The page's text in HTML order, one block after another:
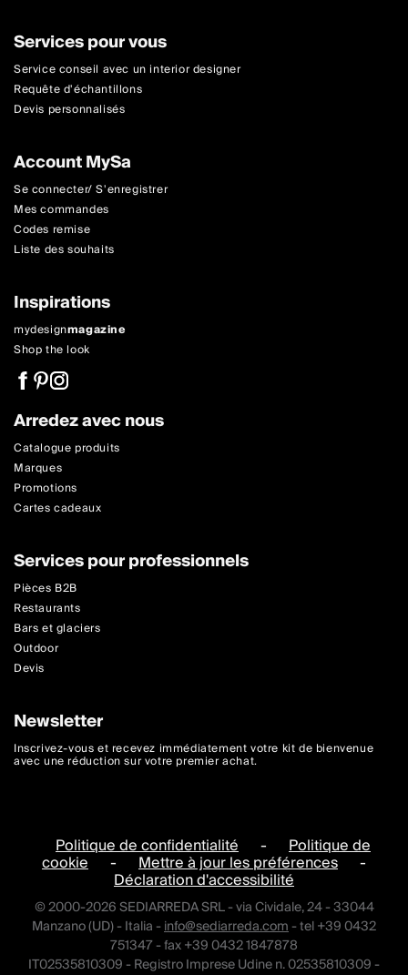
Services pour vous
Service conseil avec un interior designer
Requête d'échantillons
Devis personnalisés
Account MySa
Se connecter/ S'enregistrer
Mes commandes
Codes remise
Liste des souhaits
Inspirations
mydesignmagazine
Shop the look
Arredez avec nous
Catalogue produits
Marques
Promotions
Cartes cadeaux
Services pour professionnels
Pièces B2B
Restaurants
Bars et glaciers
Outdoor
Devis
Newsletter
Inscrivez-vous et recevez immédiatement votre kit de bienvenue
avec une réduction sur votre premier achat.
Politique de confidentialité - Politique de
cookie - Mettre à jour les préférences -
Déclaration d'accessibilité
© 2000-2026 SEDIARREDA SRL - via Cividale, 24 - 33044
Manzano (UD) - Italia -info@sediarreda.com- tel +39 0432
751347 - fax +39 0432 1847878
IT02535810309 - Registro Imprese Udine n. 02535810309 -